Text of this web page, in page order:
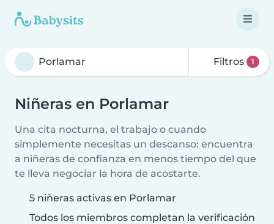
Filtros 1
Niñeras en Porlamar
Una cita nocturna, el trabajo o cuando
simplemente necesitas un descanso: encuentra
a niñeras de confianza en menos tiempo del que
te lleva negociar la hora de acostarte.
5 niñeras activas en Porlamar
Todos los miembros completan la verificación